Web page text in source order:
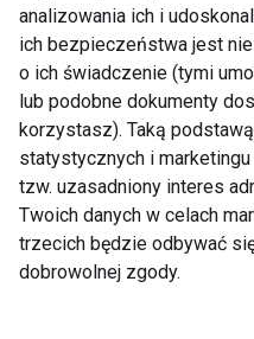
Siedzenie to nowe
palenie? Co dzieje się
z organizmem po 8
godzinach przy biurku
Pokaż
analizowania ich i
ich bezpieczeństwa jest
o ich świadczenie (tymi
lub podobne dokumenty
korzystasz). Taką
statystycznych i
tzw. uzasadniony interes
Twoich danych w celach
trzecich będzie odbywać
dobrowolnej zgody.